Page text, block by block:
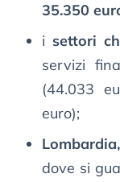
35.350
i settori
servizi
(44.033
euro);
dove si